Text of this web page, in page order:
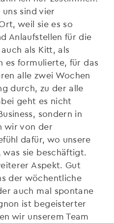
sind vier
weil sie es so
Anlaufstellen für die
als Kitt, als
es formulierte, für das
alle zwei Wochen
durch, zu der alle
geht es nicht
sondern in
wir von der
dafür, wo unsere
sie beschäftigt.
Aspekt. Gut
der wöchentliche
auch mal spontane
ist begeisterter
wir unserem Team